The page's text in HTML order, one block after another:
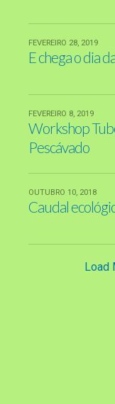
FEVEREIRO 28, 2019
E chega o dia
FEVEREIRO 8, 2019
Workshop
Pescávado
OUTUBRO 10, 2018
Caudal
Load